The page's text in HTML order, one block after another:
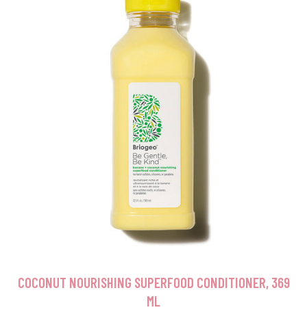
COCONUT NOURISHING SUPERFOOD CONDITIONER, 369
ML